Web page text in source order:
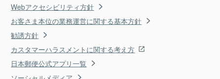
Webアクセシビリティ方針
お客さま本位の業務運営に関する基本方針
勧誘方針
カスタマーハラスメントに関する考え方
日本郵便公式アプリ一覧